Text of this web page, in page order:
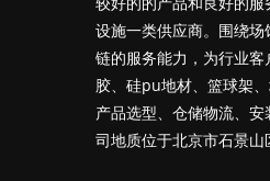
设施一类供应商。围绕
链的服务能力，为行业
胶、硅pu地材、篮球架
产品选型、仓储物流、
司地质位于北京市石景山